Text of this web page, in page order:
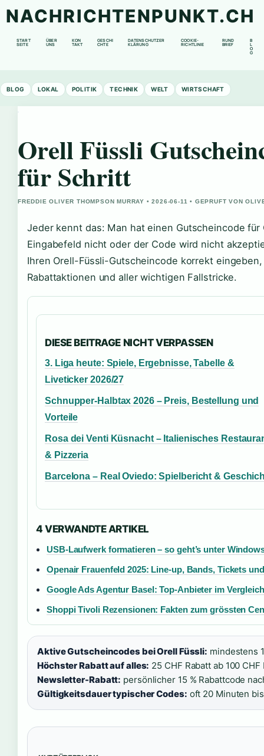
NACHRICHTENPUNKT.CH
START
SEITE
ÜBER
UNS
KON
TAKT
GESCHI
CHTE
DATENSCHUTZER
KLÄRUNG
COOKIE-
RICHTLINIE
RUND
BRIEF
B
L
O
G
BLOG LOKAL POLITIK TECHNIK WELT WIRTSCHAFT
Orell Füssli
für Schritt
FREDDIE OLIVER THOMPSON MURRAY • 2026-06-11 • GEPRUFT VON
Jeder kennt das: Man hat einen Gutscheincode
Eingabefeld nicht oder der Code wird nicht
Ihren Orell-Füssli-Gutscheincode korrekt
Rabattaktionen und aller wichtigen Fallstricke.
DIESE BEITRAGE NICHT VERPASSEN
3. Liga heute: Spiele, Ergebnisse, Tabelle &
Liveticker 2026/27
Schnupper-Halbtax 2026 – Preis, Bestellung und
Vorteile
Rosa dei Venti Küsnacht – Italienisches
& Pizzeria
Barcelona – Real Oviedo: Spielbericht &
4 VERWANDTE ARTIKEL
USB-Laufwerk formatieren – so geht’s unter
Openair Frauenfeld 2025: Line-up, Bands, Tickets
Google Ads Agentur Basel: Top-Anbieter im Vergleich
Shoppi Tivoli Rezensionen: Fakten zum grössten
Aktive Gutscheincodes bei Orell Füssli: mindestens
Höchster Rabatt auf alles: 25 CHF Rabatt ab 100
Newsletter-Rabatt: persönlicher 15 % Rabattcode
Gültigkeitsdauer typischer Codes: oft 20 Minuten